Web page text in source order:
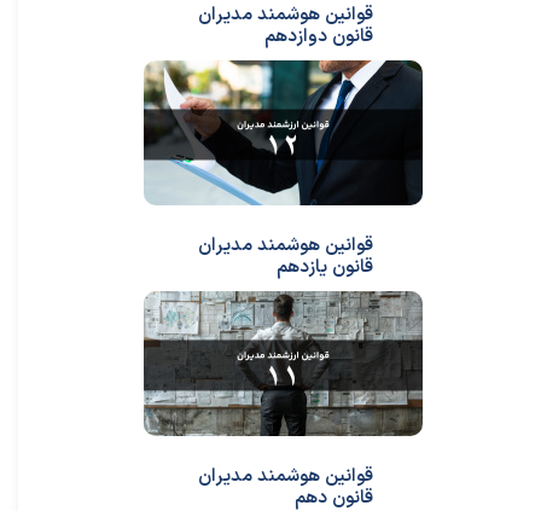
قوانین هوشمند مدیران
قانون دوازدهم
قوانین هوشمند مدیران
قانون یازدهم
قوانین هوشمند مدیران
قانون دهم